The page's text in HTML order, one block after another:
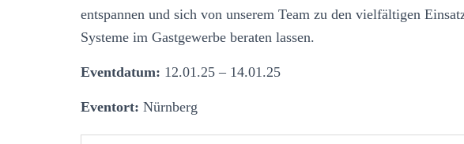
entspannen und sich von unserem Team zu den vielfältigen
Systeme im Gastgewerbe beraten lassen.
Eventdatum: 12.01.25 – 14.01.25
Eventort: Nürnberg